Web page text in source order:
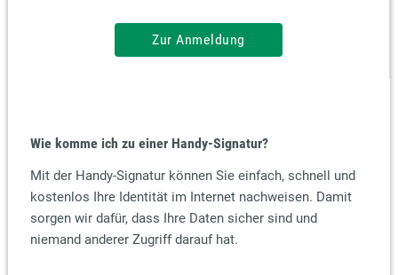
Zur Anmeldung
Wie komme ich zu einer Handy-Signatur?
Mit der Handy-Signatur können Sie einfach, schnell und
kostenlos Ihre Identität im Internet nachweisen. Damit
sorgen wir dafür, dass Ihre Daten sicher sind und
niemand anderer Zugriff darauf hat.